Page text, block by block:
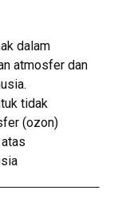
dalam
atmosfer dan
tidak
(ozon)